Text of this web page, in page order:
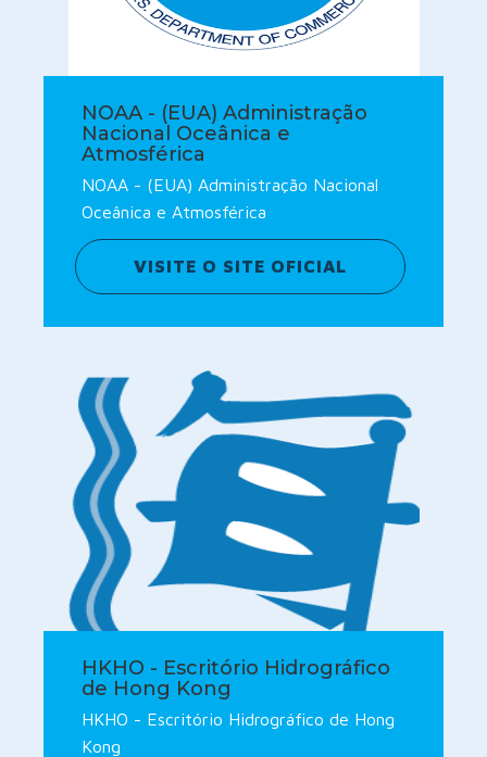
NOAA - (EUA) Administração
Nacional Oceânica e
Atmosférica
NOAA - (EUA) Administração Nacional
Oceânica e Atmosférica
VISITE O SITE OFICIAL
HKHO - Escritório Hidrográfico
de Hong Kong
HKHO - Escritório Hidrográfico de Hong
Kong